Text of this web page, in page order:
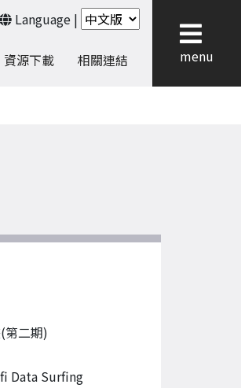
Language |
資源下載 相關連結 menu
第二期)
Data Surfing